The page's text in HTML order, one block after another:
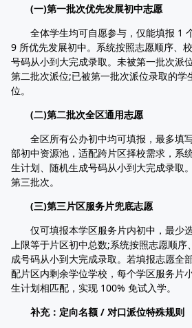
(一)第一批次优先发展初中志愿
全体学生均可自愿参与，仅能填报 1
9 所优先发展初中。系统按照志愿顺序、
号码从小到大完成录取。未被第一批次派
第二批次派位;已被第一批次派位录取的学
位。
(二)第二批次全区通用志愿
全区所有公办初中均可填报，最多填
部初中资源池，适配跨片区择校需求，系
生计划、随机生成号码从小到大完成录取
第三批次。
(三)第三片区服务片兜底志愿
仅可填报本学区服务片内初中，最少
上限等于片区初中总数;系统按照志愿顺
成号码从小到大完成录取。若填报志愿全
配片区内剩余学位学校，每个学区服务片
生计划相匹配，实现 100% 免试入学。
补充：定向名额 / 对口派位特殊规则